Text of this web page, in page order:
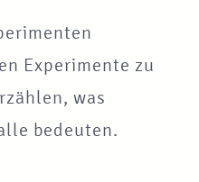
Experimente zu
was
bedeuten.